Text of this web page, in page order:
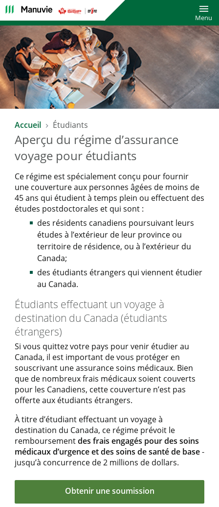
Menu
Accueil Étudiants
Aperçu du régime d’assurance
voyage pour étudiants
Ce régime est spécialement conçu pour fournir
une couverture aux personnes âgées de moins de
45 ans qui étudient à temps plein ou effectuent des
études postdoctorales et qui sont :
des résidents canadiens poursuivant leurs
études à l’extérieur de leur province ou
territoire de résidence, ou à l’extérieur du
Canada;
des étudiants étrangers qui viennent étudier
au Canada.
Étudiants effectuant un voyage à
destination du Canada (étudiants
étrangers)
Si vous quittez votre pays pour venir étudier au
Canada, il est important de vous protéger en
souscrivant une assurance soins médicaux. Bien
que de nombreux frais médicaux soient couverts
pour les Canadiens, cette couverture n’est pas
offerte aux étudiants étrangers.
À titre d’étudiant effectuant un voyage à
destination du Canada, ce régime prévoit le
remboursementdes frais engagés pour des soins
médicaux d’urgence et des soins de santé de base-
jusqu’à concurrence de 2 millions de dollars.
Obtenir une soumission